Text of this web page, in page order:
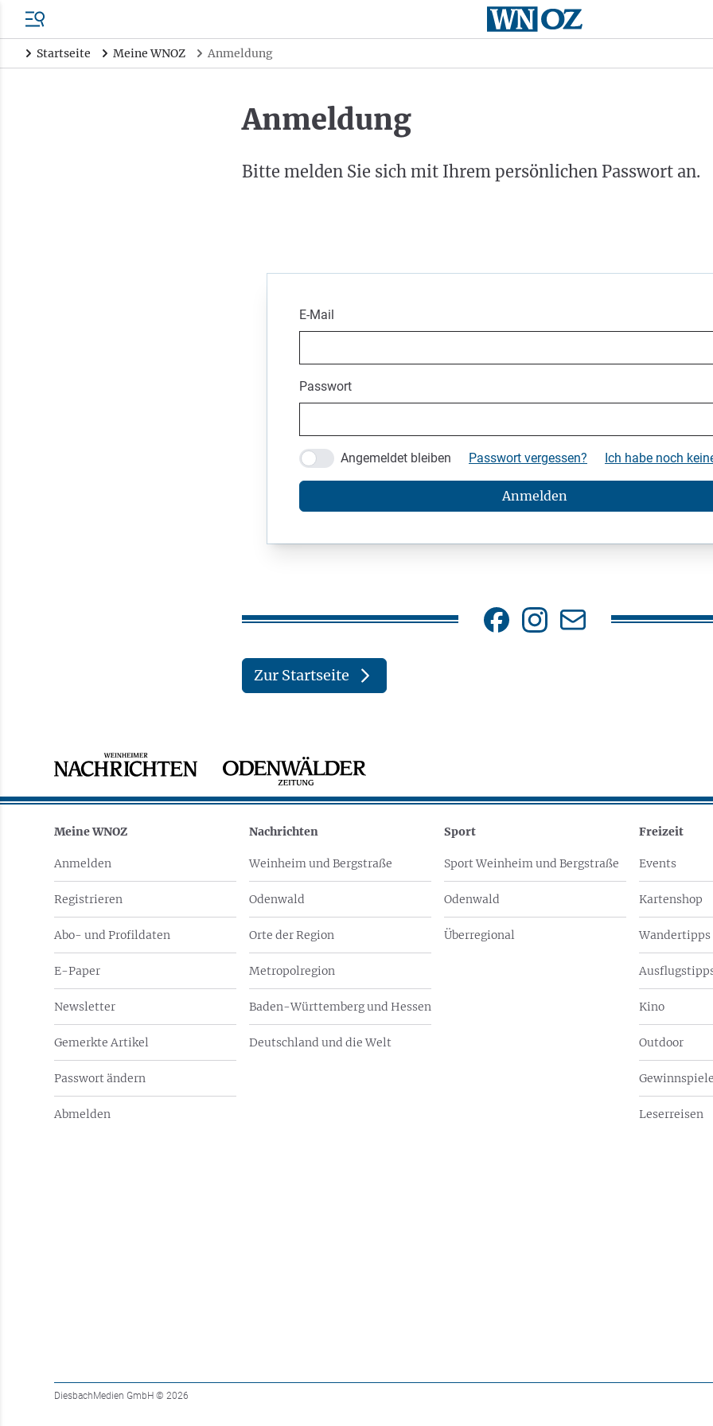
Startseite Meine WNOZ Anmeldung
Anmeldung
Bitte melden Sie sich mit Ihrem persönlichen Passwort an.
E-Mail
Passwort
Angemeldet bleiben Passwort vergessen? Ich habe noch
Anmelden
Zur Startseite
Meine WNOZ
Anmelden
Registrieren
Abo- und Profildaten
E-Paper
Newsletter
Gemerkte Artikel
Passwort ändern
Abmelden
Nachrichten
Weinheim und Bergstraße
Odenwald
Orte der Region
Metropolregion
Baden-Württemberg und Hessen
Deutschland und die Welt
Sport
Sport Weinheim und Bergstraße
Odenwald
Überregional
Freizeit
Events
Kartenshop
Wandertipps
Kino
Outdoor
Gewinnspiele
Leserreisen
DiesbachMedien GmbH © 2026